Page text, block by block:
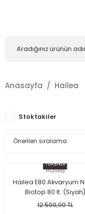
Anasayfa Hailea
Stoktakiler
TÜKENDİ
Hailea
Hailea E80 Akvaryum
Biotop 80 lt. (Siyah)
12.500,00 TL